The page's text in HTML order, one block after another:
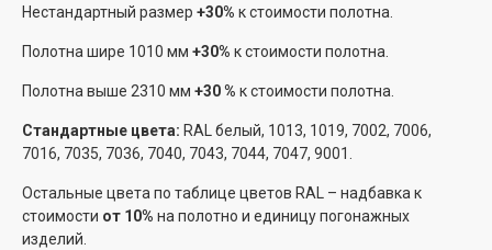
Нестандартный размер +30% к стоимости полотна.
Полотна шире 1010 мм +30% к стоимости полотна.
Полотна выше 2310 мм +30 % к стоимости полотна.
Стандартные цвета: RAL белый, 1013, 1019, 7002, 7006,
7016, 7035, 7036, 7040, 7043, 7044, 7047, 9001.
Остальные цвета по таблице цветов RAL – надбавка к
стоимости от 10% на полотно и единицу погонажных
изделий.